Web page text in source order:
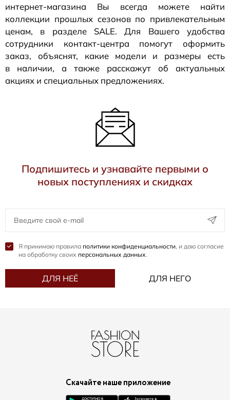
интернет-магазина Вы всегда можете найти
коллекции прошлых сезонов по привлекательным
ценам, в разделе SALE. Для Вашего удобства
сотрудники контакт-центра помогут оформить
заказ, объяснят, какие модели и размеры есть
в наличии, а также расскажут об актуальных
акциях и специальных предложениях.
Подпишитесь и узнавайте первыми о
новых поступлениях и скидках
Я принимаю правила политики конфиденциальности, и даю согласие
на обработку своих персональных данных.
ДЛЯ НЕЁ ДЛЯ НЕГО
Скачайте наше приложение